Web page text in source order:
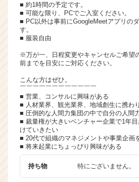
■ 約1時間の予定です。
■ 可能な限り、PCでご入室ください。
■ PC以外は事前にGoogleMeetアプリの
す。
■ 服装自由
※万が一、日程変更やキャンセルご希望
前までを目安にご対応ください。
こんな方はぜひ。
￣￣￣￣￣￣￣￣￣￣￣￣
■ 営業、コンサルに興味がある
■ 人材業界、観光業界、地域創生に携わ
■ 圧倒的な人間力集団の中で自分の人間
■ 裁量権が大きいベンチャー企業で1年
けていきたい
■ 20代で組織のマネジメントや事業企画
■ 将来起業にちょっぴり興味がある
持ち物 特にございません。